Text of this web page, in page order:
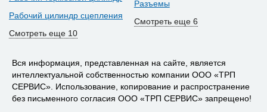
Рабочий цилиндр сцепления
Смотреть еще 10
Разъемы
Смотреть еще 6
Вся информация, представленная на сайте, является
интеллектуальной собственностью компании ООО «ТРП
СЕРВИС». Использование, копирование и распространение
без письменного согласия ООО «ТРП СЕРВИС» запрещено!